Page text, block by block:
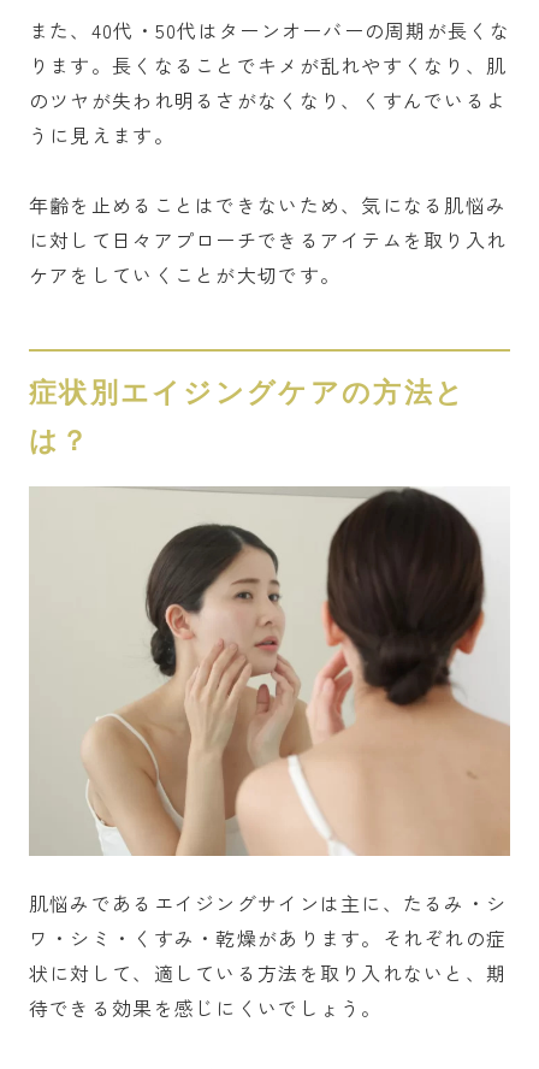
また、40代・50代はターンオーバーの周期が長くな
ります。長くなることでキメが乱れやすくなり、肌
のツヤが失われ明るさがなくなり、くすんでいるよ
うに見えます。
年齢を止めることはできないため、気になる肌悩み
に対して日々アプローチできるアイテムを取り入れ
ケアをしていくことが大切です。
症状別エイジングケアの方法と
は？
肌悩みであるエイジングサインは主に、たるみ・シ
ワ・シミ・くすみ・乾燥があります。それぞれの症
状に対して、適している方法を取り入れないと、期
待できる効果を感じにくいでしょう。